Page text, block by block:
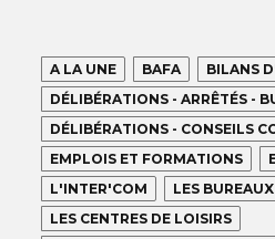
A LA UNE BAFA BILANS
DÉLIBÉRATIONS - ARRÊTÉS -
DÉLIBÉRATIONS - CONSEILS
EMPLOIS ET FORMATIONS
L'INTER'COM
LES
LES CENTRES DE LOISIRS